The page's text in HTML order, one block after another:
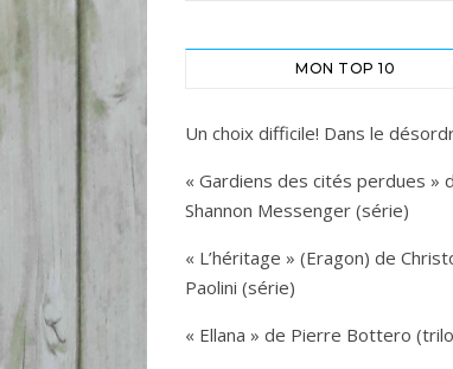
MON TOP 10
Un choix difficile! Dans le
« Gardiens des cités perdues »
Shannon Messenger (série)
« L’héritage » (Eragon) de
Paolini (série)
« Ellana » de Pierre Bottero